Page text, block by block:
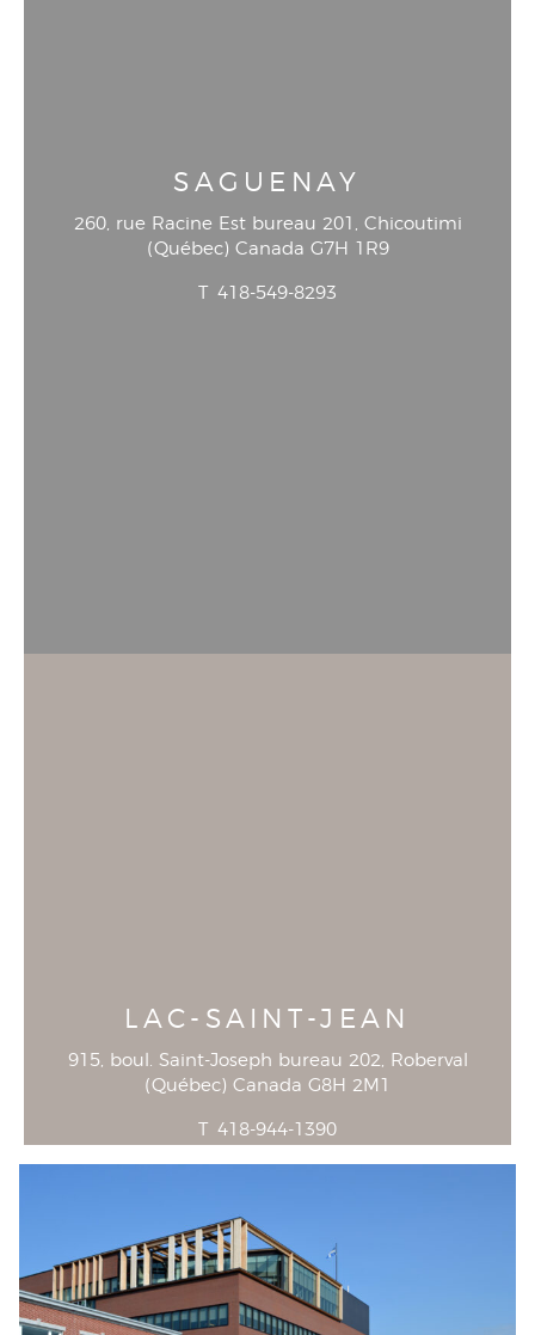
SAGUENAY
260, rue Racine Est bureau 201 , Chicoutimi
(Québec) Canada G7H 1R9
T 418-549-8293
LAC-SAINT-JEAN
915, boul. Saint-Joseph bureau 202, Roberval
(Québec) Canada G8H 2M1
T 418-944-1390